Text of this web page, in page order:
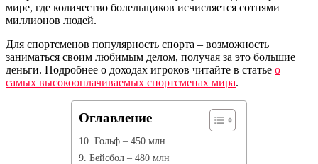
мире, где количество болельщиков исчисляется сотнями
миллионов людей.
Для спортсменов популярность спорта – возможность
заниматься своим любимым делом, получая за это большие
деньги. Подробнее о доходах игроков читайте в статье о
самых высокооплачиваемых спортсменах мира.
Оглавление
10. Гольф – 450 млн
9. Бейсбол – 480 млн